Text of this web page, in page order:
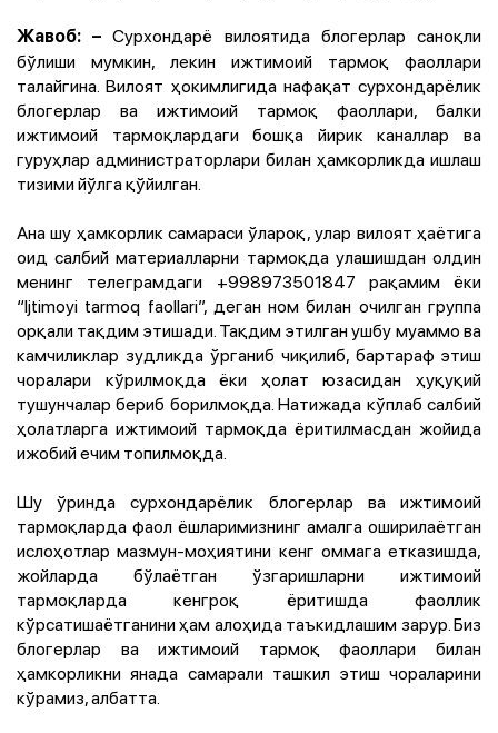
Жавоб:–Сурхондарё вилоятида блогерлар саноқли
бўлиши мумкин, лекин ижтимоий тармоқ фаоллари
талайгина. Вилоят ҳокимлигида нафақат сурхондарёлик
блогерлар ва ижтимоий тармоқ фаоллари, балки
ижтимоий тармоқлардаги бошқа йирик каналлар ва
гуруҳлар администраторлари билан ҳамкорликда ишлаш
тизими йўлга қўйилган.
Ана шу ҳамкорлик самараси ўлароқ, улар вилоят ҳаётига
оид салбий материалларни тармоқда улашишдан олдин
менинг телеграмдаги +998973501847 рақамим ёки
“Ijtimoyi tarmoq faollari”, деган ном билан очилган группа
орқали тақдим этишади. Тақдим этилган ушбу муаммо ва
камчиликлар зудликда ўрганиб чиқилиб, бартараф этиш
чоралари кўрилмоқда ёки ҳолат юзасидан ҳуқуқий
тушунчалар бериб борилмоқда. Натижада кўплаб салбий
ҳолатларга ижтимоий тармоқда ёритилмасдан жойида
ижобий ечим топилмоқда.
Шу ўринда сурхондарёлик блогерлар ва ижтимоий
тармоқларда фаол ёшларимизнинг амалга оширилаётган
ислоҳотлар мазмун-моҳиятини кенг оммага етказишда,
жойларда бўлаётган ўзгаришларни ижтимоий
тармоқларда кенгроқ ёритишда фаоллик
кўрсатишаётганини ҳам алоҳида таъкидлашим зарур. Биз
блогерлар ва ижтимоий тармоқ фаоллари билан
ҳамкорликни янада самарали ташкил этиш чораларини
кўрамиз, албатта.